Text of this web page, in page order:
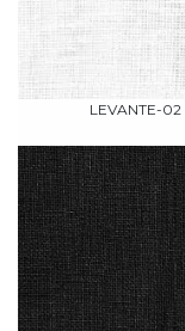
LEVANTE-02